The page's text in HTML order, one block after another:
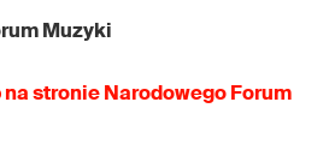
Muzyki
na stronie Narodowego Forum